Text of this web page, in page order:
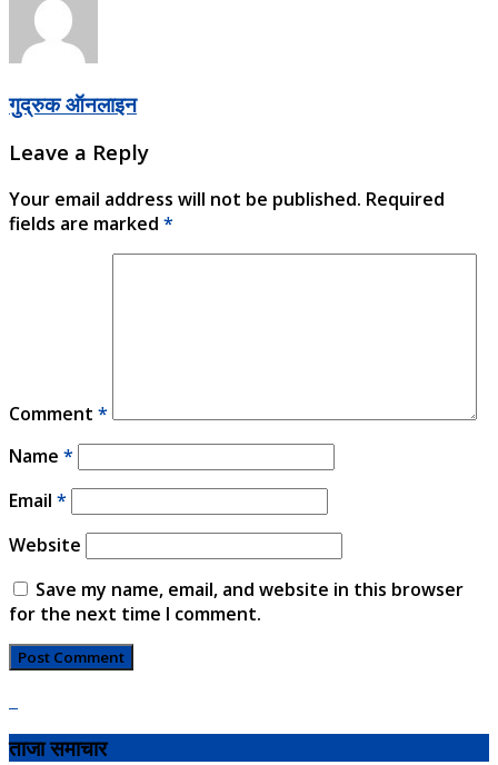
गुद्रुक ऑनलाइन
Leave a Reply
Your email address will not be published. Required
fields are marked *
Comment *
Name *
Email *
Website
Save my name, email, and website in this browser
for the next time I comment.
ताजा समाचार